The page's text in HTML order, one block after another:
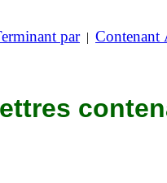
par| Contenant